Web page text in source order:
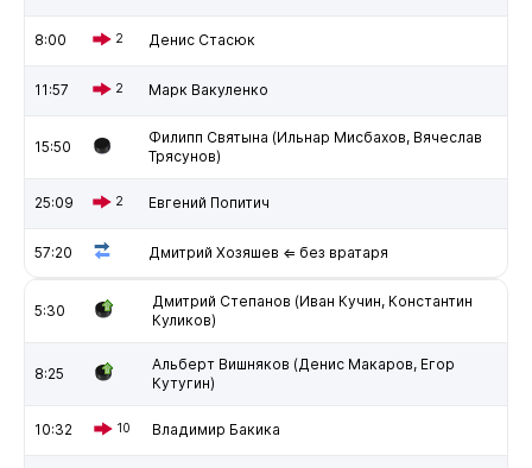
8:00 2 Денис Стасюк
11:57 2 Марк Вакуленко
15:50
Филипп Святына (Ильнар Мисбахов, Вячеслав
Трясунов)
25:09 2 Евгений Попитич
57:20 Дмитрий Хозяшев ⇐ без вратаря
5:30
Дмитрий Степанов (Иван Кучин, Константин
Куликов)
8:25
Альберт Вишняков (Денис Макаров, Егор
Кутугин)
10:32 10 Владимир Бакика